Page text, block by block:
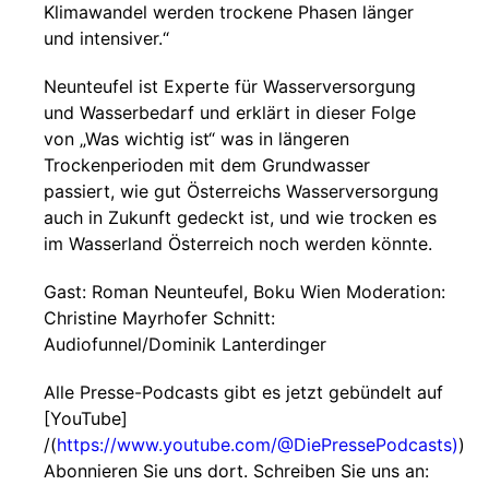
Klimawandel werden trockene Phasen länger
und intensiver.“
Neunteufel ist Experte für Wasserversorgung
und Wasserbedarf und erklärt in dieser Folge
von „Was wichtig ist“ was in längeren
Trockenperioden mit dem Grundwasser
passiert, wie gut Österreichs Wasserversorgung
auch in Zukunft gedeckt ist, und wie trocken es
im Wasserland Österreich noch werden könnte.
Gast: Roman Neunteufel, Boku Wien Moderation:
Christine Mayrhofer Schnitt:
Audiofunnel/Dominik Lanterdinger
Alle Presse-Podcasts gibt es jetzt gebündelt auf
[YouTube]
/(https://www.youtube.com/@DiePressePodcasts))
Abonnieren Sie uns dort. Schreiben Sie uns an: